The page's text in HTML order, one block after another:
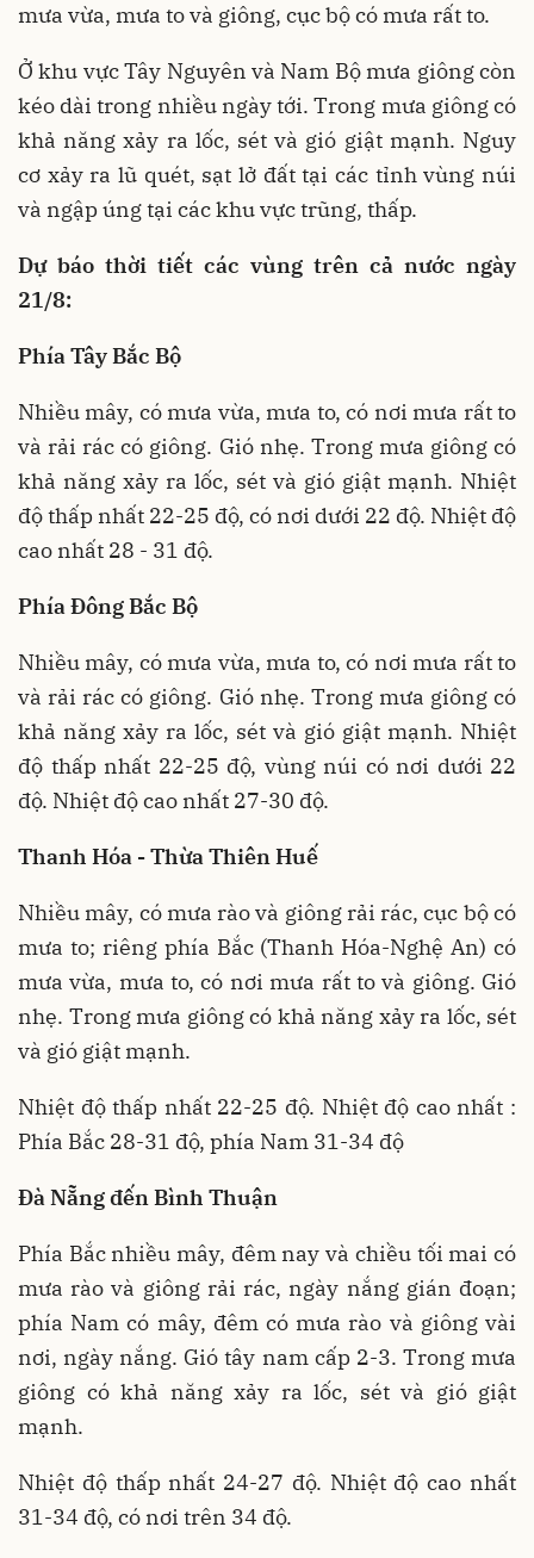
mưa vừa, mưa to và giông, cục bộ có mưa rất to.
Ở khu vực Tây Nguyên và Nam Bộ mưa giông còn
kéo dài trong nhiều ngày tới. Trong mưa giông có
khả năng xảy ra lốc, sét và gió giật mạnh. Nguy
cơ xảy ra lũ quét, sạt lở đất tại các tỉnh vùng núi
và ngập úng tại các khu vực trũng, thấp.
Dự báo thời tiết các vùng trên cả nước ngày
21/8:
Phía Tây Bắc Bộ
Nhiều mây, có mưa vừa, mưa to, có nơi mưa rất to
và rải rác có giông. Gió nhẹ. Trong mưa giông có
khả năng xảy ra lốc, sét và gió giật mạnh. Nhiệt
độ thấp nhất 22-25 độ, có nơi dưới 22 độ. Nhiệt độ
cao nhất 28 - 31 độ.
Phía Đông Bắc Bộ
Nhiều mây, có mưa vừa, mưa to, có nơi mưa rất to
và rải rác có giông. Gió nhẹ. Trong mưa giông có
khả năng xảy ra lốc, sét và gió giật mạnh. Nhiệt
độ thấp nhất 22-25 độ, vùng núi có nơi dưới 22
độ. Nhiệt độ cao nhất 27-30 độ.
Thanh Hóa - Thừa Thiên Huế
Nhiều mây, có mưa rào và giông rải rác, cục bộ có
mưa to; riêng phía Bắc (Thanh Hóa-Nghệ An) có
mưa vừa, mưa to, có nơi mưa rất to và giông. Gió
nhẹ. Trong mưa giông có khả năng xảy ra lốc, sét
và gió giật mạnh.
Nhiệt độ thấp nhất 22-25 độ. Nhiệt độ cao nhất :
Phía Bắc 28-31 độ, phía Nam 31-34 độ
Đà Nẵng đến Bình Thuận
Phía Bắc nhiều mây, đêm nay và chiều tối mai có
mưa rào và giông rải rác, ngày nắng gián đoạn;
phía Nam có mây, đêm có mưa rào và giông vài
nơi, ngày nắng. Gió tây nam cấp 2-3. Trong mưa
giông có khả năng xảy ra lốc, sét và gió giật
mạnh.
Nhiệt độ thấp nhất 24-27 độ. Nhiệt độ cao nhất
31-34 độ, có nơi trên 34 độ.